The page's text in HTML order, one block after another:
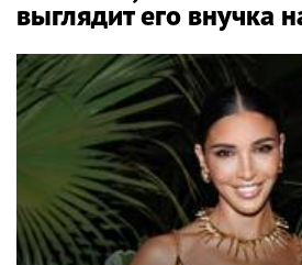
выглядит его внучка